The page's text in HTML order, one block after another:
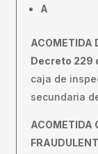
A
ACOMETIDA
Decreto 229
caja de
secundaria
ACOMETIDA